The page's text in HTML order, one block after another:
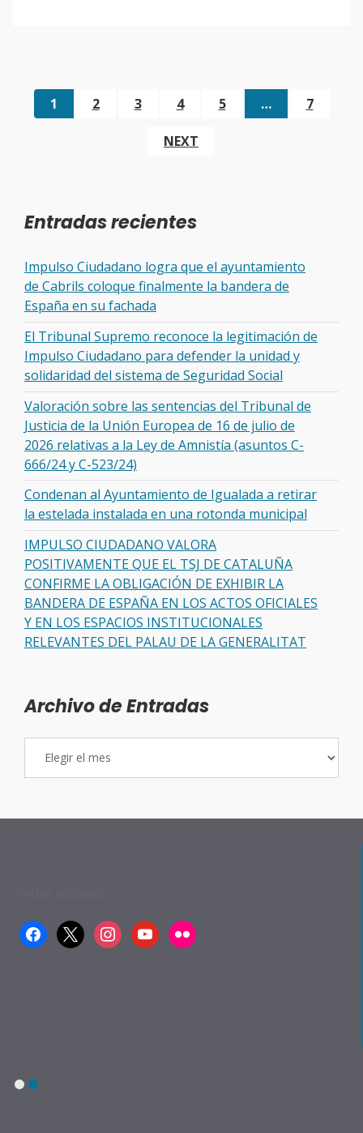
1 2 3 4 5 … 7
NEXT
Entradas recientes
Impulso Ciudadano logra que el ayuntamiento
de Cabrils coloque finalmente la bandera de
España en su fachada
El Tribunal Supremo reconoce la legitimación de
Impulso Ciudadano para defender la unidad y
solidaridad del sistema de Seguridad Social
Valoración sobre las sentencias del Tribunal de
Justicia de la Unión Europea de 16 de julio de
2026 relativas a la Ley de Amnistía (asuntos C-
666/24 y C-523/24)
Condenan al Ayuntamiento de Igualada a retirar
la estelada instalada en una rotonda municipal
IMPULSO CIUDADANO VALORA
POSITIVAMENTE QUE EL TSJ DE CATALUÑA
CONFIRME LA OBLIGACIÓN DE EXHIBIR LA
BANDERA DE ESPAÑA EN LOS ACTOS OFICIALES
Y EN LOS ESPACIOS INSTITUCIONALES
RELEVANTES DEL PALAU DE LA GENERALITAT
Archivo de Entradas
facebook
x instagramyoutubeflickr
1 2